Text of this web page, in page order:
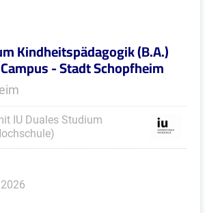
Kindheitspädagogik (B.A.)
- Stadt Schopfheim
IU Duales Studium